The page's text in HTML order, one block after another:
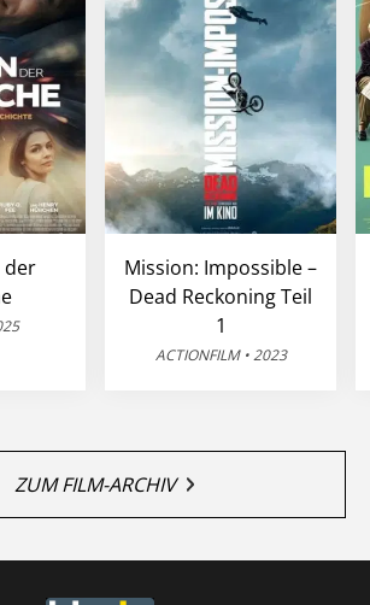
der
Mission: Impossible –
Dead Reckoning Teil
1
ACTIONFILM • 2023
ZUM FILM-ARCHIV